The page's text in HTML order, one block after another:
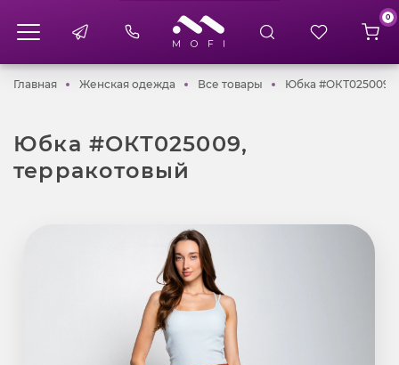
0
ГлавнаяГлавнаяЖенская одежда Женская одежда
Все товары Все товары
Юбка #ОКТ025009,
Юбка #ОКТ025009,
терракотовый